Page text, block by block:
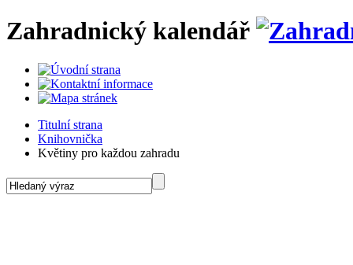
Zahradnický kalendář
Titulní strana
Knihovnička
Květiny pro každou zahradu